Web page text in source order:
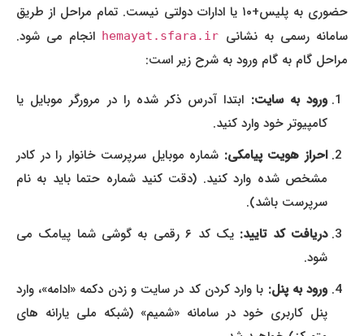
حضوری به پلیس+۱۰ یا ادارات دولتی نیست. تمام مراحل از طریق
سامانه رسمی به نشانیhemayat.sfara.irانجام می شود.
مراحل گام به گام ورود به شرح زیر است:
ورود به سایت:ابتدا آدرس ذکر شده را در مرورگر موبایل یا
کامپیوتر خود وارد کنید.
احراز هویت پیامکی:شماره موبایل سرپرست خانوار را در کادر
مشخص شده وارد کنید. (دقت کنید شماره حتما باید به نام
سرپرست باشد).
دریافت کد تایید:
یک کد ۶ رقمی به گوشی شما پیامک می
شود.
ورود به پنل:با وارد کردن کد در سایت و زدن دکمه «ادامه»، وارد
پنل کاربری خود در سامانه «شمیم» (شبکه ملی یارانه های